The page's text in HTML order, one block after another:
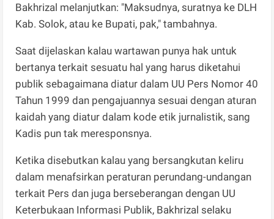
Bakhrizal melanjutkan: "Maksudnya, suratnya ke DLH
Kab. Solok, atau ke Bupati, pak," tambahnya.
Saat dijelaskan kalau wartawan punya hak untuk
bertanya terkait sesuatu hal yang harus diketahui
publik sebagaimana diatur dalam UU Pers Nomor 40
Tahun 1999 dan pengajuannya sesuai dengan aturan
kaidah yang diatur dalam kode etik jurnalistik, sang
Kadis pun tak meresponsnya.
Ketika disebutkan kalau yang bersangkutan keliru
dalam menafsirkan peraturan perundang-undangan
terkait Pers dan juga berseberangan dengan UU
Keterbukaan Informasi Publik, Bakhrizal selaku